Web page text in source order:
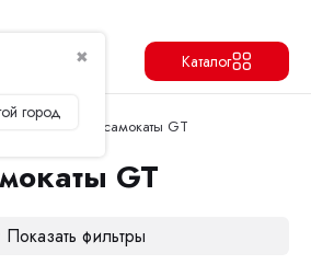
✖
город
Каталог
Электросамокаты GT
GT
Показать фильтры
Перейти в корзину